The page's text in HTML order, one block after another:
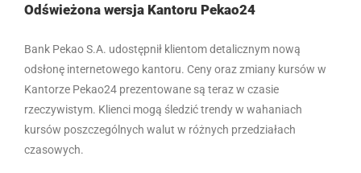
Odświeżona wersja Kantoru Pekao24
Bank Pekao S.A. udostępnił klientom detalicznym nową
odsłonę internetowego kantoru. Ceny oraz zmiany kursów w
Kantorze Pekao24 prezentowane są teraz w czasie
rzeczywistym. Klienci mogą śledzić trendy w wahaniach
kursów poszczególnych walut w różnych przedziałach
czasowych.